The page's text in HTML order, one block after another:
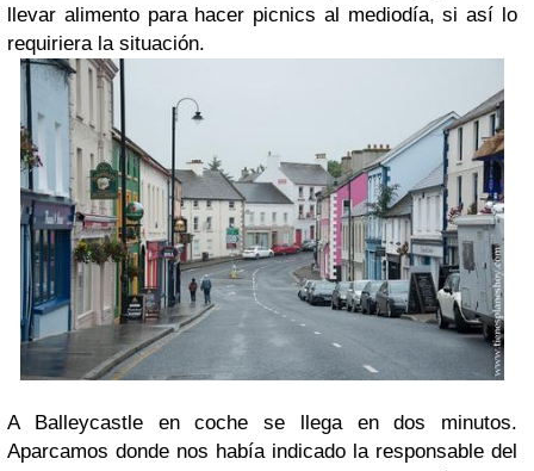
llevar alimento para hacer picnics al mediodía, si así lo
requiriera la situación.
A Balleycastle en coche se llega en dos minutos.
Aparcamos donde nos había indicado la responsable del